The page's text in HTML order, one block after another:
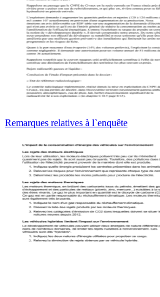
Remarques relatives à l`enquête